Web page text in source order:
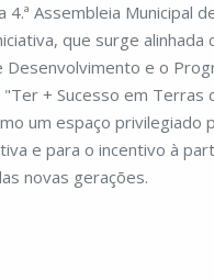
4.ª Assembleia Municipal
que surge alinhada
Desenvolvimento e o
"Ter + Sucesso em Terras
um espaço privilegiado
e para o incentivo à
novas gerações.